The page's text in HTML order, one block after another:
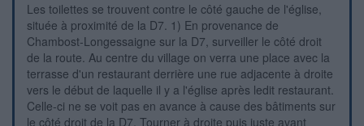
Les toilettes se trouvent contre le côté gauche de l'église,
située à proximité de la D7. 1) En provenance de
Chambost-Longessaigne sur la D7, surveiller le côté droit
de la route. Au centre du village on verra une place avec la
terrasse d'un restaurant derrière une rue adjacente à droite
vers le début de laquelle il y a l'église après ledit restaurant.
Celle-ci ne se voit pas en avance à cause des bâtiments sur
le côté droit de la D7. Tourner à droite puis juste avant